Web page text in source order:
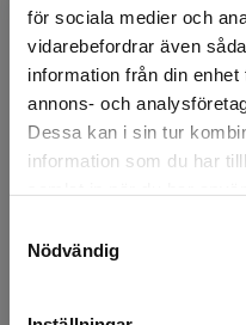
för sociala medier och
vidarebefordrar även
information från din
annons- och
Dessa kan i sin tur
information som du har
Nödvändig
Det verkar som att
studentlitteratur.se
Vi erbjuder inte
att kunna slutföra ett